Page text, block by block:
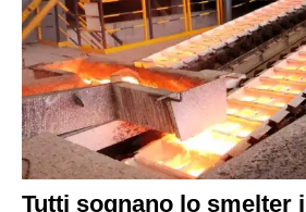
Tutti sognano lo smelter